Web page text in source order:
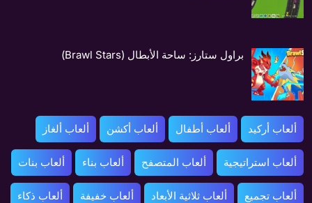
براول ستارز: ساحة الأبطال (Brawl Stars)
ألعاب أركيد ألعاب أطفال ألعاب أكشن ألعاب ألغاز
ألعاب استراتيجية ألعاب المتصفح ألعاب بناء ألعاب بنات
ألعاب تجميع ألعاب ثلاثية الأبعاد ألعاب خفيفة ألعاب ذكاء